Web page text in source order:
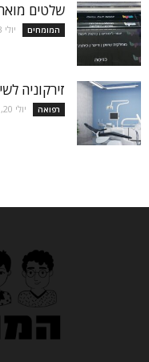
שלטים
המומחים יולי 23, 2026
זירקוניה
רפואה יולי 20, 2026